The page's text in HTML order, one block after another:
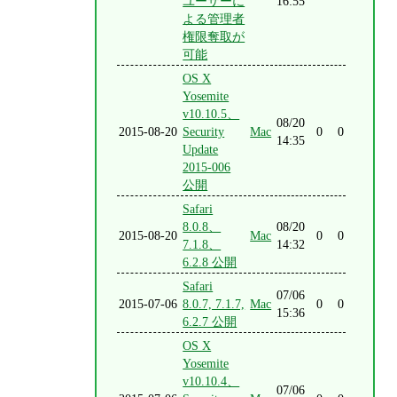
よる管理者
権限奪取が
可能
2015-08-20
OS X
Yosemite
v10.10.5、
Security
Update
2015-006
公開
Mac
08/20
14:35
0 0
2015-08-20
Safari
8.0.8、
7.1.8、
6.2.8 公開
Mac
08/20
14:32
0 0
2015-07-06
Safari
8.0.7, 7.1.7,
6.2.7 公開
Mac
07/06
15:36
0 0
OS X
Yosemite
v10.10.4、
07/06